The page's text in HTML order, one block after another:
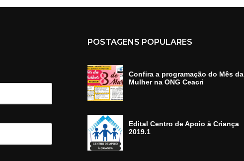
POSTAGENS POPULARES
Confira a programação do Mês da
Mulher na ONG Ceacri
Edital Centro de Apoio à Criança
2019.1